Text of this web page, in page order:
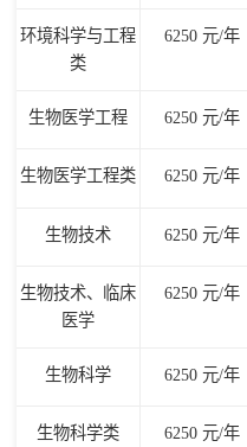
环境科学与工程
类
6250 元/年
生物医学工程 6250 元/年
生物医学工程类 6250 元/年
生物技术 6250 元/年
生物技术、临床
医学
6250 元/年
生物科学 6250 元/年
生物科学类 6250 元/年